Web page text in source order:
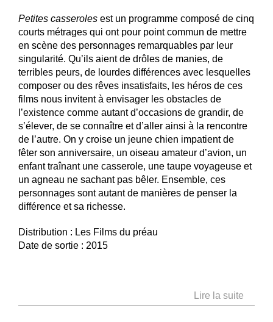
Petites casseroles est un programme composé de cinq
courts métrages qui ont pour point commun de mettre
en scène des personnages remarquables par leur
singularité. Qu’ils aient de drôles de manies, de
terribles peurs, de lourdes différences avec lesquelles
composer ou des rêves insatisfaits, les héros de ces
films nous invitent à envisager les obstacles de
l’existence comme autant d’occasions de grandir, de
s’élever, de se connaître et d’aller ainsi à la rencontre
de l’autre. On y croise un jeune chien impatient de
fêter son anniversaire, un oiseau amateur d’avion, un
enfant traînant une casserole, une taupe voyageuse et
un agneau ne sachant pas bêler. Ensemble, ces
personnages sont autant de manières de penser la
différence et sa richesse.
Distribution : Les Films du préau
Date de sortie : 2015
Lire la suite